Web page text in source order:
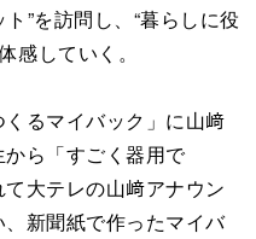
”を訪問し、“暮らしに役
感していく。
るマイバック」に山﨑
ら「すごく器用で
大テレの山﨑アナウン
新聞紙で作ったマイバ